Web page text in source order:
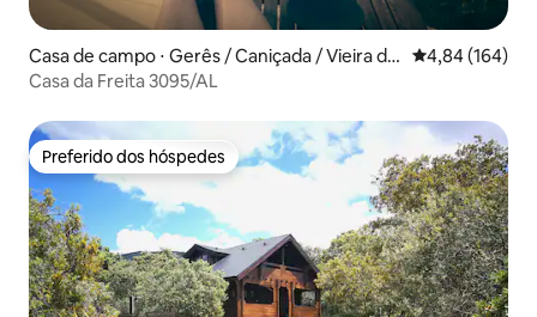
Casa de campo ⋅ Gerês / Caniçada / Vieira do
Minho
4,84 de uma
4,84 (164)
Casa da Freita 3095/AL
Preferido dos hóspedes
Preferido dos hóspedes